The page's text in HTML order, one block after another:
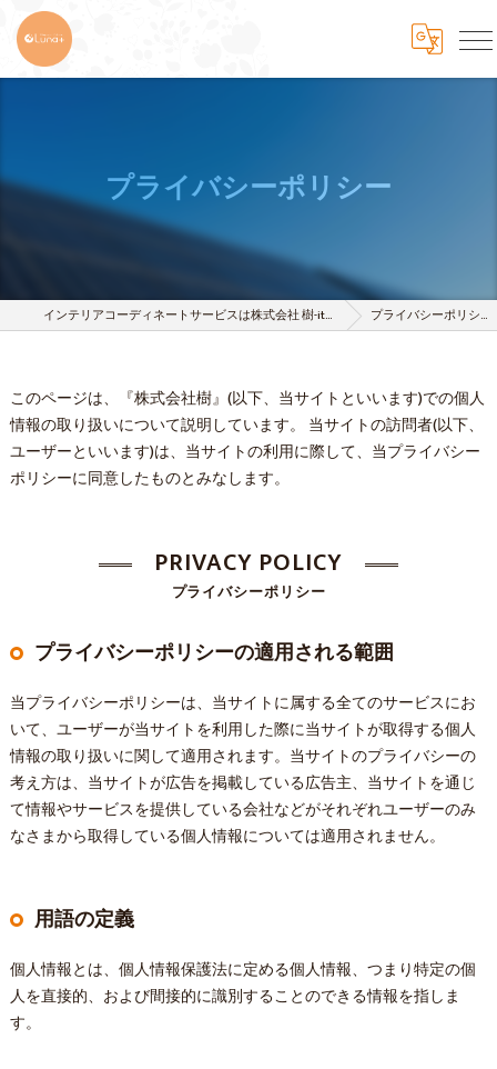
プライバシーポリシー
インテリアコーディネートサービスは株式会社 樹-itsuki- プライバシーポリシー
このページは、『株式会社樹』(以下、当サイトといいます)での個人
情報の取り扱いについて説明しています。 当サイトの訪問者(以下、
ユーザーといいます)は、当サイトの利用に際して、当プライバシー
ポリシーに同意したものとみなします。
プライバシーポリシー
PRIVACY POLICY
プライバシーポリシーの適用される範囲
当プライバシーポリシーは、当サイトに属する全てのサービスにお
いて、ユーザーが当サイトを利用した際に当サイトが取得する個人
情報の取り扱いに関して適用されます。当サイトのプライバシーの
考え方は、当サイトが広告を掲載している広告主、当サイトを通じ
て情報やサービスを提供している会社などがそれぞれユーザーのみ
なさまから取得している個人情報については適用されません。
用語の定義
個人情報とは、個人情報保護法に定める個人情報、つまり特定の個
人を直接的、および間接的に識別することのできる情報を指しま
す。